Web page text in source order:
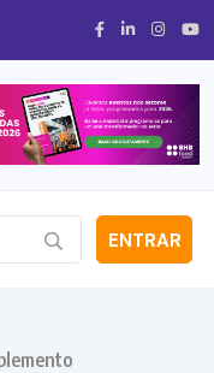
ENTRAR